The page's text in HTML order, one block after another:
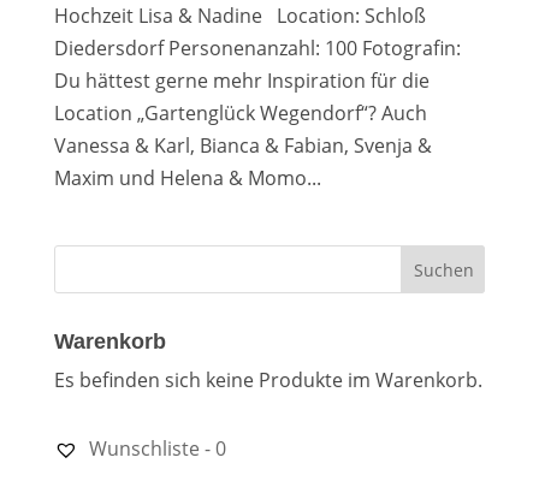
Hochzeit Lisa & Nadine Location: Schloß
Diedersdorf Personenanzahl: 100 Fotografin:
Du hättest gerne mehr Inspiration für die
Location „Gartenglück Wegendorf“? Auch
Vanessa & Karl, Bianca & Fabian, Svenja &
Maxim und Helena & Momo...
Warenkorb
Es befinden sich keine Produkte im Warenkorb.
Wunschliste -0